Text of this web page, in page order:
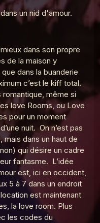
sommeil
de l'inconnu(e)
public
de la plage
un nid d'amour.
dans son propre
de la maison y
dans la buanderie
c’est le kiff total.
romantique, même si
love Rooms, ou Love
pour un moment
nuit. On n’est pas
mais dans un haut de
qui désire un cadre
fantasme. L’idée
est, ici en occident,
5 à 7 dans un endroit
est maintenant
la love room. Plus
les codes du